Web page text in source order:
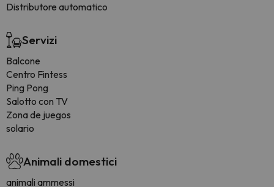
Distributore automatico
Servizi
Balcone
Centro Fintess
Ping Pong
Salotto con TV
Zona de juegos
solario
Animali domestici
animali ammessi